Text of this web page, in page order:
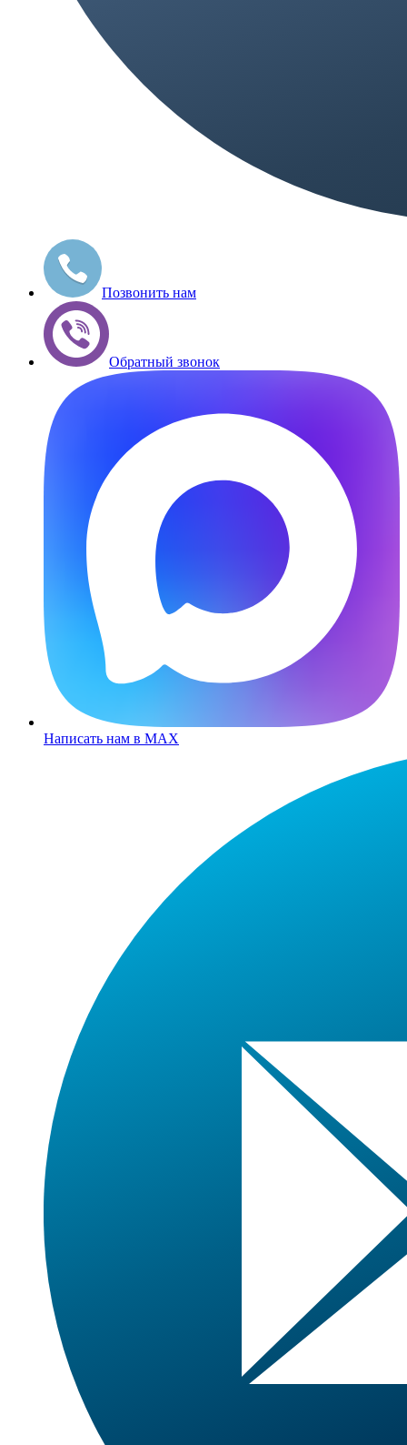
Позвонить нам
Обратный звонок
Написать нам в MAX